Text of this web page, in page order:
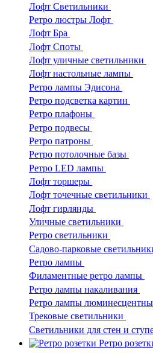
Лофт Светильники
Ретро люстры Лофт
Лофт Бра
Лофт Споты
Лофт уличные светильники
Лофт настольные лампы
Ретро лампы Эдисона
Ретро подсветка картин
Ретро плафоны
Ретро подвесы
Ретро патроны
Ретро потолочные базы
Ретро LED лампы
Лофт торшеры
Лофт точечные светильники
Лофт гирлянды
Уличные светильники
Ретро светильники
Садово-парковые
Ретро лампы
Филаментные ретро лампы
Ретро лампы накаливания
Ретро лампы
Трековые светильники
Светильники для стен и
Ретро